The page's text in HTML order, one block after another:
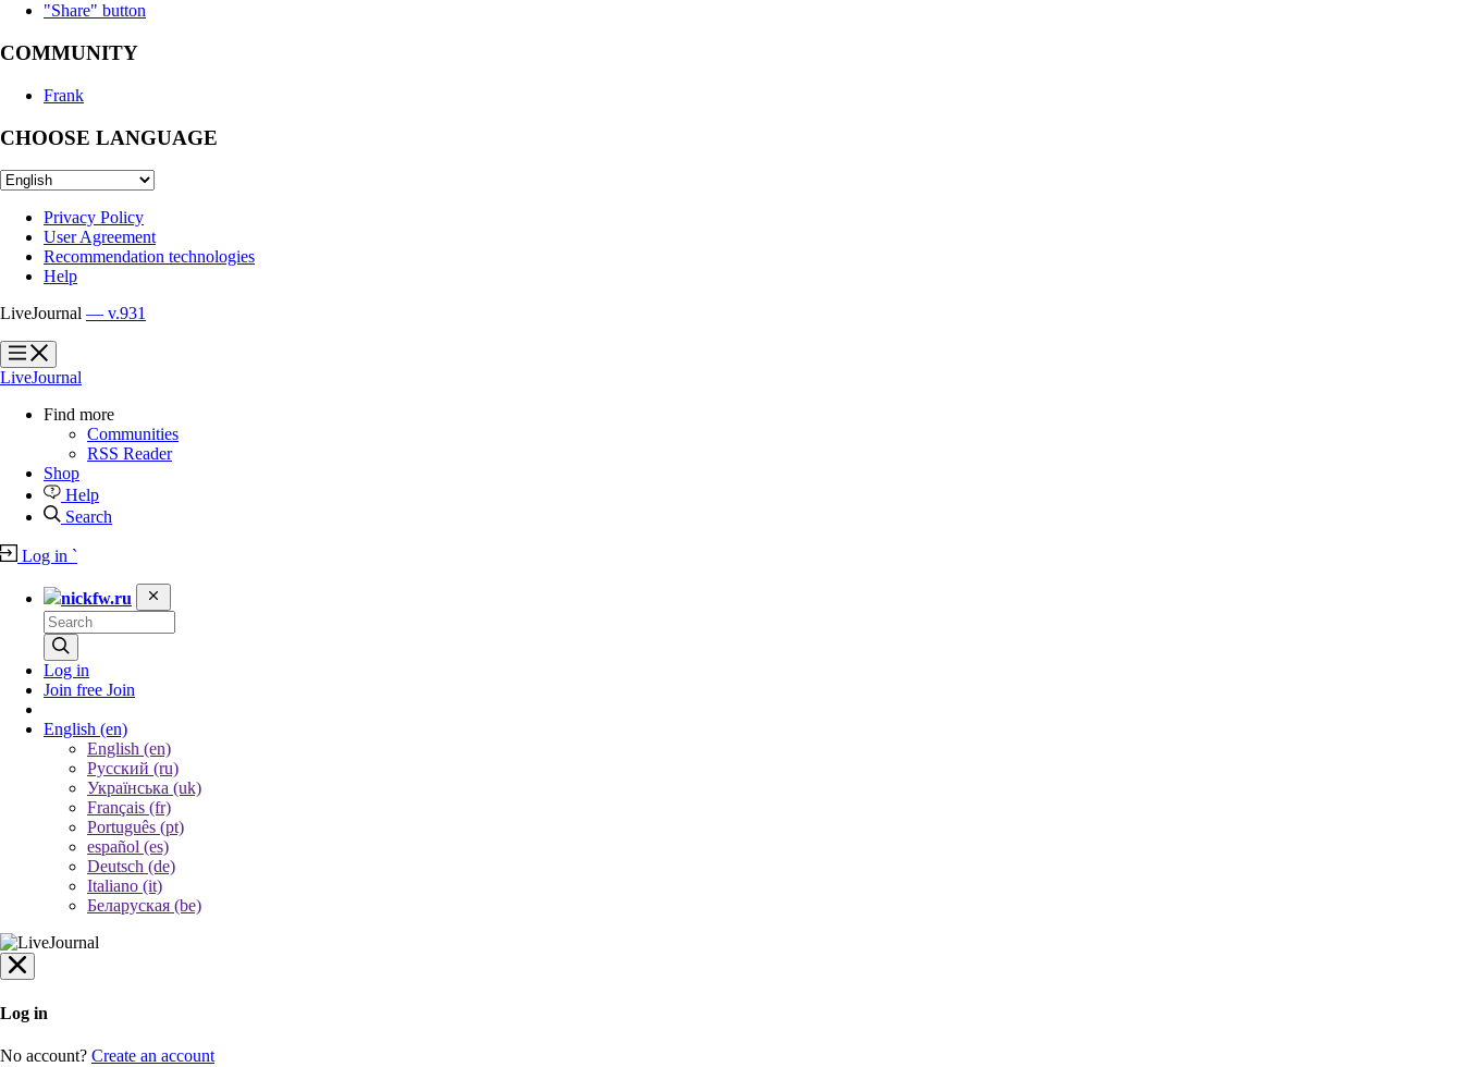
"Share" button
COMMUNITY
Frank
CHOOSE LANGUAGE
Privacy Policy
User Agreement
Recommendation technologies
Help
LiveJournal — v.931
?
?
LiveJournal
Find more
Communities
RSS Reader
Shop
Help
Search
Log in `
nickfw.ru
Log in
Join free Join
English (en)
English (en)
Русский (ru)
Українська (uk)
Français (fr)
Português (pt)
español (es)
Deutsch (de)
Italiano (it)
Беларуская (be)
Log in
No account? Create an account